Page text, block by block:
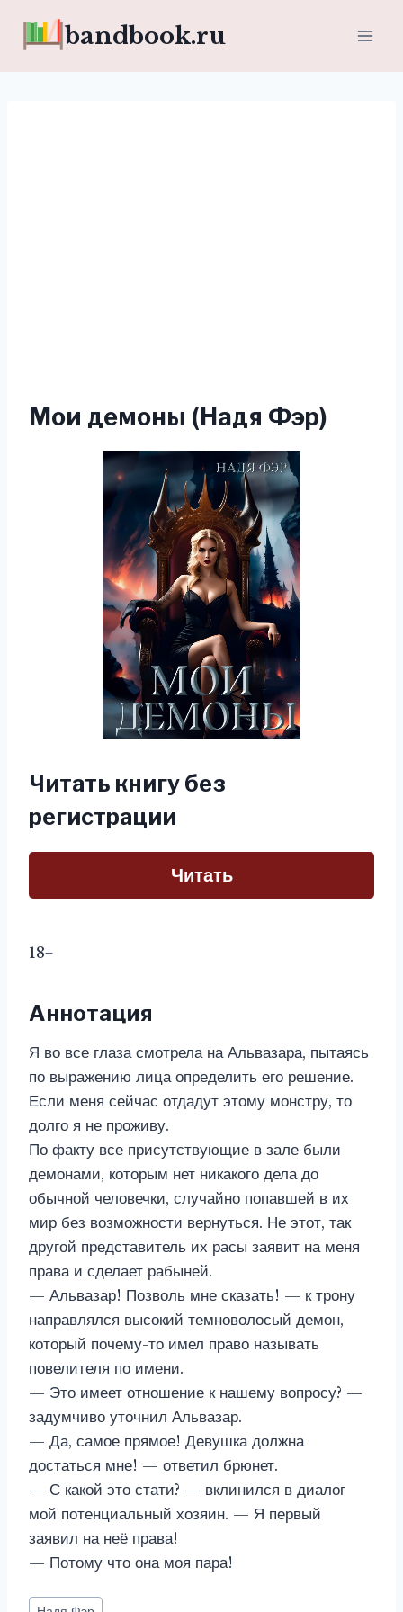
bandbook.ru
Мои демоны (Надя Фэр)
Читать книгу без
регистрации
Читать
18+
Аннотация
Я во все глаза смотрела на Альвазара, пытаясь
по выражению лица определить его решение.
Если меня сейчас отдадут этому монстру, то
долго я не проживу.
По факту все присутствующие в зале были
демонами, которым нет никакого дела до
обычной человечки, случайно попавшей в их
мир без возможности вернуться. Не этот, так
другой представитель их расы заявит на меня
права и сделает рабыней.
— Альвазар! Позволь мне сказать! — к трону
направлялся высокий темноволосый демон,
который почему-то имел право называть
повелителя по имени.
— Это имеет отношение к нашему вопросу? —
задумчиво уточнил Альвазар.
— Да, самое прямое! Девушка должна
достаться мне! — ответил брюнет.
— С какой это стати? — вклинился в диалог
мой потенциальный хозяин. — Я первый
заявил на неё права!
— Потому что она моя пара!
Метки